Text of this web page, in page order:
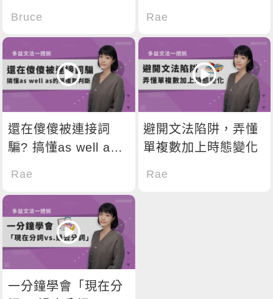
Bruce Rae
還在傻傻被連接詞
騙? 搞懂as well as
Rae
避開文法陷阱，弄懂
單複數加上時態變化
Rae
一分鐘學會「現在分